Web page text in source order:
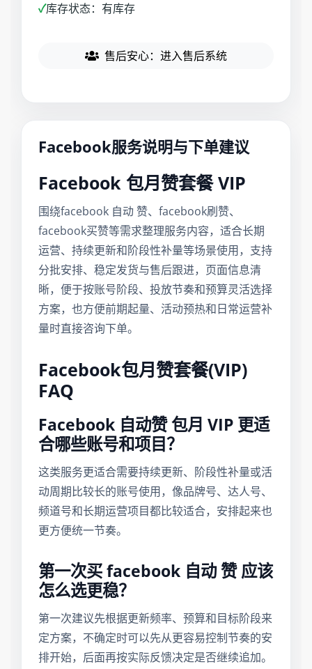
✓库存状态：有库存
售后安心：进入售后系统
Facebook服务说明与下单建议
Facebook 包月赞套餐 VIP
围绕facebook 自动 赞、facebook刷赞、
facebook买赞等需求整理服务内容，适合长期
运营、持续更新和阶段性补量等场景使用，支持
分批安排、稳定发货与售后跟进，页面信息清
晰，便于按账号阶段、投放节奏和预算灵活选择
方案，也方便前期起量、活动预热和日常运营补
量时直接咨询下单。
Facebook包月赞套餐(VIP)
FAQ
Facebook 自动赞 包月 VIP 更适
合哪些账号和项目？
这类服务更适合需要持续更新、阶段性补量或活
动周期比较长的账号使用，像品牌号、达人号、
频道号和长期运营项目都比较适合，安排起来也
更方便统一节奏。
第一次买 facebook 自动 赞 应该
怎么选更稳？
第一次建议先根据更新频率、预算和目标阶段来
定方案，不确定时可以先从更容易控制节奏的安
排开始，后面再按实际反馈决定是否继续追加。